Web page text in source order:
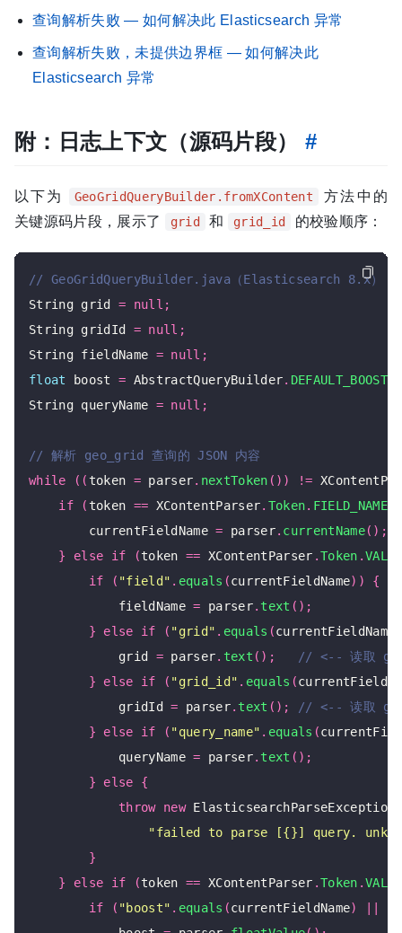
查询解析失败 — 如何解决此 Elasticsearch 异常
查询解析失败，未提供边界框 — 如何解决此
Elasticsearch 异常
附：日志上下文（源码片段） #
以下为 GeoGridQueryBuilder.fromXContent
方法中的
关键源码片段，展示了
grid 和 grid_id 的校验顺序：
String grid = null ;
String gridId = null ;
String fieldName = null ;
float
boost = AbstractQueryBuilder. DEFAULT_BOOST;
String queryName = null ;
while
(( token = parser. nextToken ()) !=
if
( token == XContentParser. Token. FIELD_NAME)
        currentFieldName
= parser. currentName();
}
else if (token == XContentParser .Token .
if
( "field" . equals (currentFieldName))
{
            fieldName
= parser. text ();
}
else if ( "grid" . equals (currentFieldName
            grid
= parser. text ();
}
else if ( "grid_id" . equals (
            gridId
= parser. text ();
}
else if ( "query_name" . equals (
            queryName
= parser. text ();
}
else
{
throw new ElasticsearchParseException
"failed to parse [{}] query.
}
}
else if (token == XContentParser .Token .
if
( "boost" . equals (currentFieldName)